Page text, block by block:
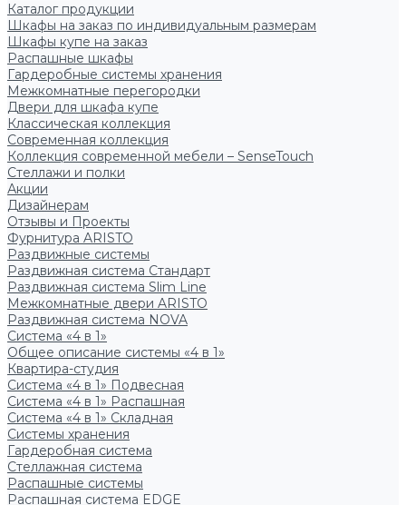
Каталог продукции
Шкафы на заказ по индивидуальным размерам
Шкафы купе на заказ
Распашные шкафы
Гардеробные системы хранения
Межкомнатные перегородки
Двери для шкафа купе
Классическая коллекция
Современная коллекция
Коллекция современной мебели – SenseTouch
Стеллажи и полки
Акции
Дизайнерам
Отзывы и Проекты
Фурнитура ARISTO
Раздвижные системы
Раздвижная система Стандарт
Раздвижная система Slim Line
Межкомнатные двери ARISTO
Раздвижная система NOVA
Система «4 в 1»
Общее описание системы «4 в 1»
Квартира-студия
Система «4 в 1» Подвесная
Система «4 в 1» Распашная
Система «4 в 1» Складная
Системы хранения
Гардеробная система
Стеллажная система
Распашные системы
Распашная система EDGE